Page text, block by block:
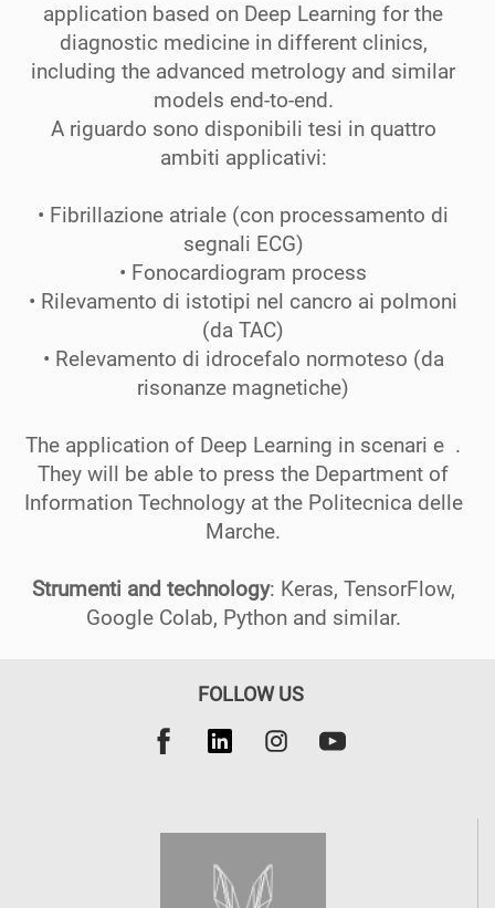
application based on Deep Learning for the
diagnostic medicine in different clinics,
including the advanced metrology and similar
models end-to-end.
A riguardo sono disponibili tesi in quattro
ambiti applicativi:
• Fibrillazione atriale (con processamento di
segnali ECG)
• Fonocardiogram process
• Rilevamento di istotipi nel cancro ai polmoni
(da TAC)
• Relevamento di idrocefalo normoteso (da
risonanze magnetiche)
The application of Deep Learning in scenari e .
They will be able to press the Department of
Information Technology at the Politecnica delle
Marche.
Strumenti and technology: Keras, TensorFlow,
Google Colab, Python and similar.
FOLLOW US